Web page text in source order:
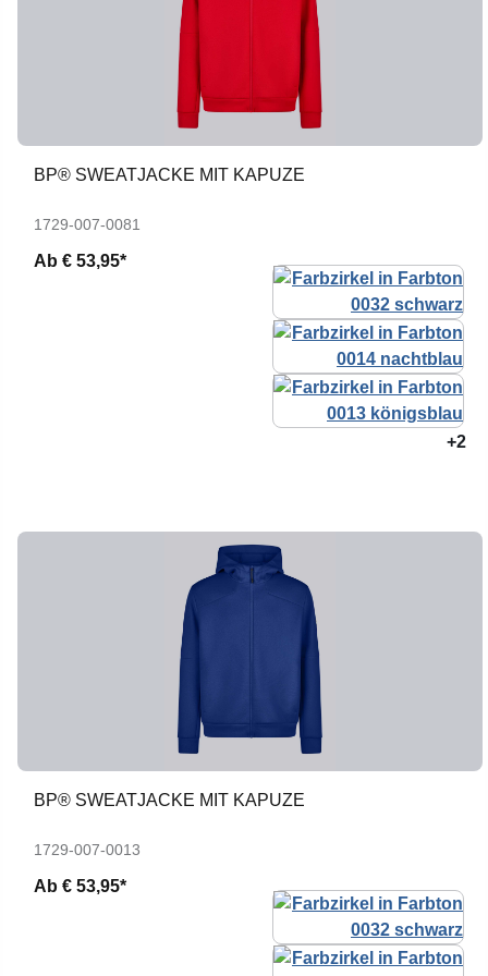
BP® SWEATJACKE MIT KAPUZE
1729-007-0081
Ab € 53,95*
+2
BP® SWEATJACKE MIT KAPUZE
1729-007-0013
Ab € 53,95*